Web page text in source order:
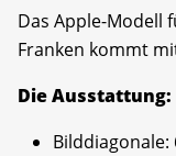
Das Apple-Modell
Franken kommt
Die Ausstattung:
Bilddiagonale: